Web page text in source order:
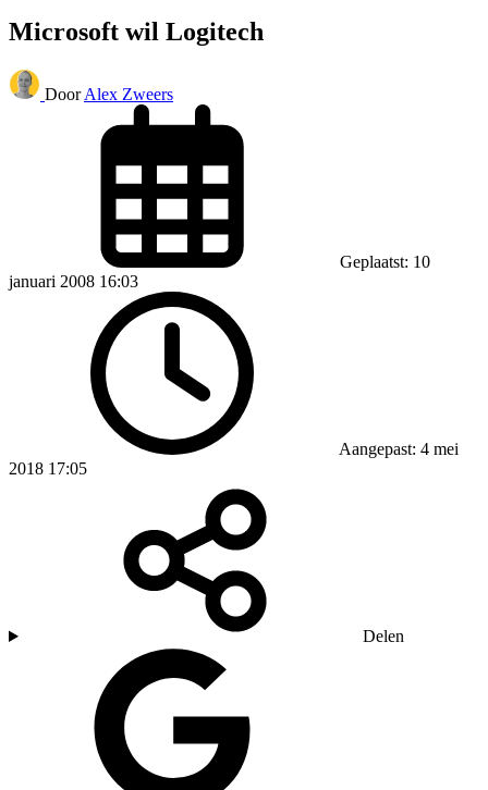
Microsoft wil Logitech
Door Alex Zweers
Geplaatst: 10
januari 2008 16:03
Aangepast: 4 mei
2018 17:05
Delen